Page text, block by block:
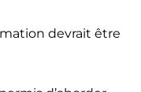
devrait être